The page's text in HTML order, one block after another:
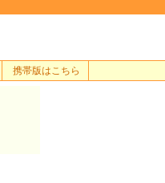
携帯版はこちら